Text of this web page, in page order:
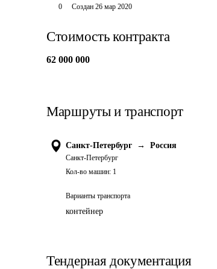
0 Создан 26 мар 2020
Стоимость контракта
62 000 000
Маршруты и транспорт
Санкт-Петербург →
Санкт-Петербург
Россия
Кол-во машин: 1
Варианты транспорта
контейнер
Тендерная документация